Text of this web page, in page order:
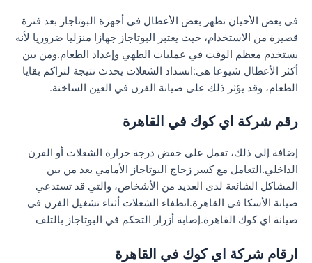
في بعض الأحيان تظهر بعض الأعطال في أجهزة البوتاجاز بعد فترة
قصيرة من الاستخدام، حيث يعتبر البوتاجاز جهازا منزليا ضروريا لأنه
يستخدم معظم الوقت في عمليات الطهي وإعداد الطعام.ومن بين
أكثر الأعطال شيوعا هي:انسداد الشعلات يحدث نتيجة لتراكم بقايا
الطعام، وقد يؤثر ذلك على صيانة الفرن في العين الساخنة.
رقم شركة اي كوك في القاهرة
إضافة إلى ذلك، تعمل على خفض درجة حرارة الشعلات أو الفرن
الداخلي.التعامل مع كسر زجاج البوتاجاز الأمامي يعد من بين
المشاكل الشائعة لدى العديد من الأشخاص، والتي قد تستدعي
صيانة الأسكا في القاهرة.انطفاء الشعلات أثناء تشغيل الفرن في
صيانة اي كوك القاهرة.إصابة أزرار التحكم في البوتاجاز بالتلف
ارقام شركة اي كوك في القاهرة